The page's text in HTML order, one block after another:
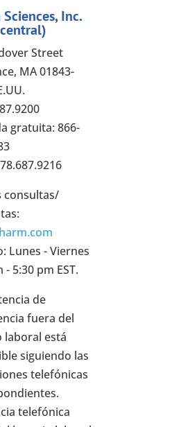
Inc.
Street
MA 01843-
gratuita: 866-
consultas/
Lunes - Viernes
- 5:30 pm EST.
de
fuera del
laboral está
siguiendo las
telefónicas
telefónica